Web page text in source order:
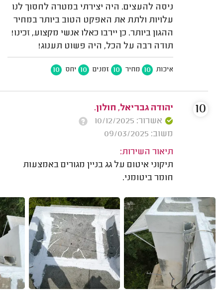
ניסה להעצים. היה יצירתי במטרה לחסוך לנו
עלויות ולתת את האפקט הטוב ביותר במחיר
ההגון ביותר. כן יירבו כאלו אנשי מקצוע, זכינו!
תודה רבה על הכל, היה פשוט תענוג!
איכות 10 מחיר 10 זמנים 10 יחס 10
יהודה גבריאל, חולון.
אשרור: 10/12/2025
משוב: 09/03/2025
תיאור השירות:
תיקוני איטום על גג בניין מגורים באמצעות
חומר ביטומני.
10